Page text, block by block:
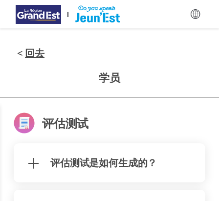
跳至主要内容
< 回去
学员
评估测试
评估测试是如何生成的？